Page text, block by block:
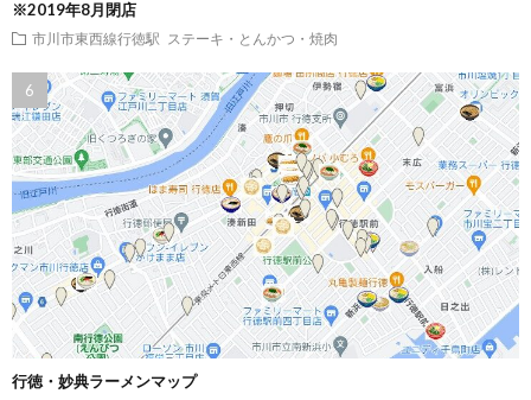
※2019年8月閉店
市川市東西線行徳駅 ステーキ・とんかつ・焼肉
行徳・妙典ラーメンマップ